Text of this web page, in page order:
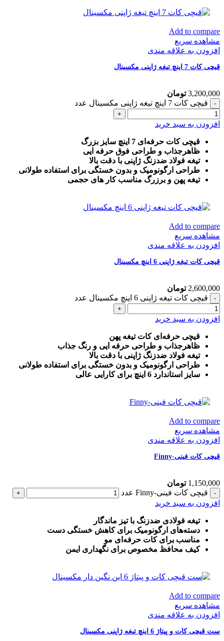
Add to compare
مشاهده سریع
افزودن به علاقه مندی
قیچی کات 7 اینچ تیغه ژاپنی مکسینال
3,200,000 تومان
قیچی کات 7 اینچ تیغه ژاپنی مکسینال عدد
افزودن به سبد خرید
قیچی کات حرفه‌ای 7 اینچ سایز بزرگ
ظاهرجذاب و طراحی فوق حرفه ایی
تیغه فولاد ضدزنگ ژاپنی با دقت بالا
طراحی ارگونومیک و بدون خستگی برای استفاده طولانی
تیغه پهن و برزرگ مناسب کار های حجمی
Add to compare
مشاهده سریع
افزودن به علاقه مندی
قیچی کات تیغه ژاپنی 6 اینچ مکسینال
2,600,000 تومان
قیچی کات تیغه ژاپنی 6 اینچ مکسینال عدد
افزودن به سبد خرید
قیچی حرفه‌ای کات تیغه پهن
ظاهرجذاب و طراحی حرفه ایی و رنگ جذاب
تیغه فولاد ضدزنگ ژاپنی با دقت بالا
طراحی ارگونومیک و بدون خستگی برای استفاده طولانی
سایز استاندارد 6 اینچ برای کارایی عالی
Add to compare
مشاهده سریع
افزودن به علاقه مندی
قیچی کات فینی-Finny
1,150,000 تومان
قیچی کات فینی-Finny عدد
افزودن به سبد خرید
تیغه فولادی ضدزنگ با تیز ماندگار
دسته‌های ارگونومیک برای کاهش خستگی دست
مناسب برای کات حرفه‌ای مو
کیف محافظ مخصوص برای نگهداری ایمن
Add to compare
مشاهده سریع
افزودن به علاقه مندی
ست قیچی کات و پیتاژ 6 اینچ تیغه ژاپنی مکسینال